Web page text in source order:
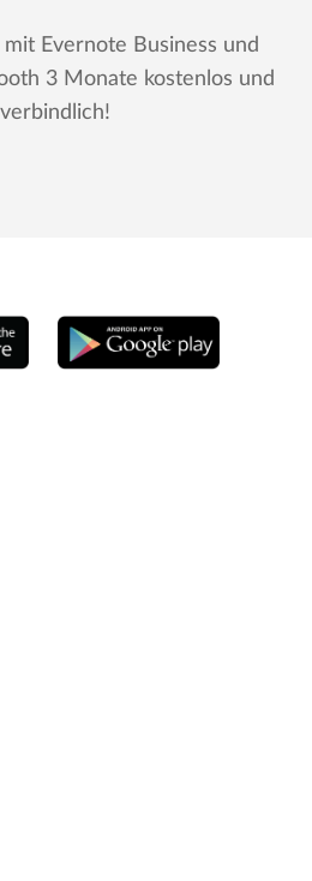
Evernote Business und
3 Monate kostenlos und